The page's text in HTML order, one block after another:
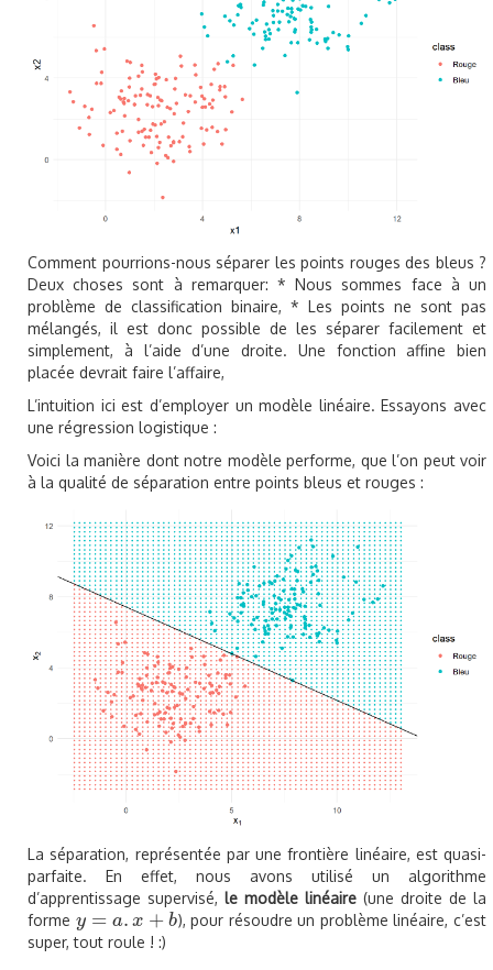
Comment pourrions-nous séparer les points rouges des bleus ?
Deux choses sont à remarquer: * Nous sommes face à un
problème de classification binaire, * Les points ne sont pas
mélangés, il est donc possible de les séparer facilement et
simplement, à l’aide d’une droite. Une fonction affine bien
placée devrait faire l’affaire,
L’intuition ici est d’employer un modèle linéaire. Essayons avec
une régression logistique :
Voici la manière dont notre modèle performe, que l’on peut voir
à la qualité de séparation entre points bleus et rouges :
La séparation, représentée par une frontière linéaire, est quasi-
parfaite. En effet, nous avons utilisé un algorithme
d’apprentissage supervisé, le modèle linéaire (une droite de la
forme y = a. x + b
y=a.x+b
), pour résoudre un problème linéaire, c’est
super, tout roule ! :)